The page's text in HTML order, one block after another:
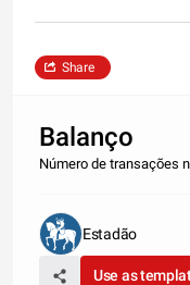
Share
Balanço
Número de transações
Estadão
Use as